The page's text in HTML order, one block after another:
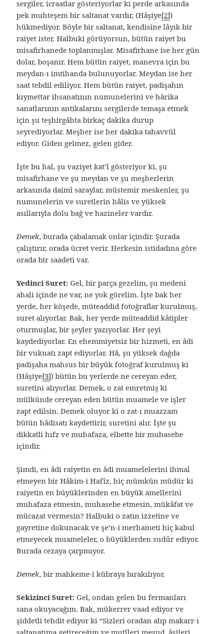
sergiler, icraatlar gösteriyorlar ki perde arkasında
pek muhteşem bir saltanat vardır, (Hâşiye[2])
hükmediyor. Böyle bir saltanat, kendisine lâyık bir
raiyet ister. Halbuki görüyorsun, bütün raiyet bu
misafirhanede toplanmışlar. Misafirhane ise her gün
dolar, boşanır. Hem bütün raiyet, manevra için bu
meydan-ı imtihanda bulunuyorlar. Meydan ise her
saat tebdil ediliyor. Hem bütün raiyet, padişahın
kıymettar ihsanatının numunelerini ve hârika
sanatlarının antikalarını sergilerde temaşa etmek
için şu teşhirgâhta birkaç dakika durup
seyrediyorlar. Meşher ise her dakika tahavvül
ediyor. Giden gelmez, gelen gider.
İşte bu hal, şu vaziyet kat’î gösteriyor ki, şu
misafirhane ve şu meydan ve şu meşherlerin
arkasında daimî saraylar, müstemir meskenler, şu
numunelerin ve suretlerin hâlis ve yüksek
asıllarıyla dolu bağ ve hazineler vardır.
Demek, burada çabalamak onlar içindir. Şurada
çalıştırır, orada ücret verir. Herkesin istidadına göre
orada bir saadeti var.
Yedinci Suret: Gel, bir parça gezelim, şu medeni
ahali içinde ne var, ne yok görelim. İşte bak her
yerde, her köşede, müteaddid fotoğraflar kurulmuş,
suret alıyorlar. Bak, her yerde müteaddid kâtipler
oturmuşlar, bir şeyler yazıyorlar. Her şeyi
kaydediyorlar. En ehemmiyetsiz bir hizmeti, en âdi
bir vukuatı zapt ediyorlar. Hâ, şu yüksek dağda
padişaha mahsus bir büyük fotoğraf kurulmuş ki
(Hâşiye[3]) bütün bu yerlerde ne cereyan eder,
suretini alıyorlar. Demek, o zat emretmiş ki
mülkünde cereyan eden bütün muamele ve işler
zapt edilsin. Demek oluyor ki o zat-ı muazzam
bütün hâdisatı kaydettirir, suretini alır. İşte şu
dikkatli hıfz ve muhafaza, elbette bir muhasebe
içindir.
Şimdi, en âdi raiyetin en âdi muamelelerini ihmal
etmeyen bir Hâkim-i Hafîz, hiç mümkün müdür ki
raiyetin en büyüklerinden en büyük amellerini
muhafaza etmesin, muhasebe etmesin, mükâfat ve
mücazat vermesin? Halbuki o zatın izzetine ve
gayretine dokunacak ve şe’n-i merhameti hiç kabul
etmeyecek muameleler, o büyüklerden sudûr ediyor.
Burada cezaya çarpmıyor.
Demek, bir mahkeme-i kübraya bırakılıyor.
Sekizinci Suret: Gel, ondan gelen bu fermanları
sana okuyacağım. Bak, mükerrer vaad ediyor ve
şiddetli tehdit ediyor ki “Sizleri oradan alıp makarr-ı